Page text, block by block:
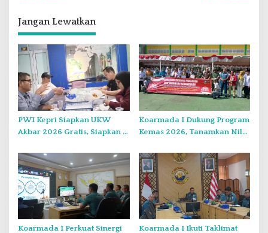
s
i
p
o
s
Jangan Lewatkan
PWI Kepri Siapkan UKW
Akbar 2026 Gratis, Siapkan 6
Ketat
Koarmada I Dukung Program
Kemas 2026, Tanamkan Nilai
Generasi Muda
Koarmada I Perkuat Sinergi
Koarmada I Ikuti Taklimat